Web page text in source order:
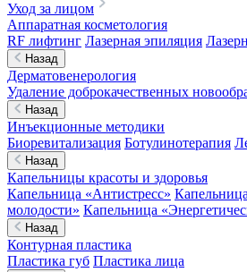
Уход за лицом
Аппаратная косметология
RF лифтинг Лазерная эпиляция
Назад
Дерматовенерология
Удаление доброкачественных
Назад
Инъекционные методики
Биоревитализация Ботулинотерапия
Назад
Капельницы красоты и здоровья
Капельница «Антистресс»
молодости» Капельница
Назад
Контурная пластика
Пластика губ Пластика лица